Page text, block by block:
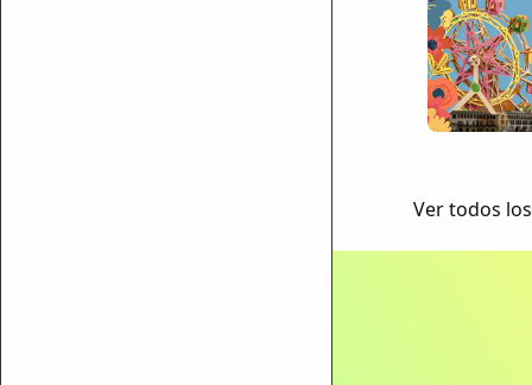
Ver todos